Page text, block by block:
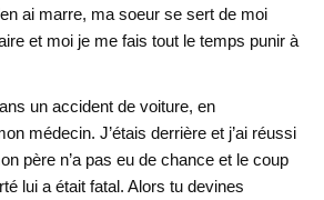
ai marre, ma soeur se sert de moi
et moi je me fais tout le temps punir à
un accident de voiture, en
médecin. J’étais derrière et j’ai réussi
père n’a pas eu de chance et le coup
lui a était fatal. Alors tu devines